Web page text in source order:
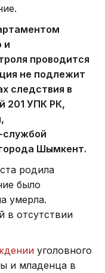
и
проводится
не подлежит
следствия в
201 УПК РК,
службой
Шымкент.
родила
было
умерла.
в отсутствии
уголовного
и младенца в